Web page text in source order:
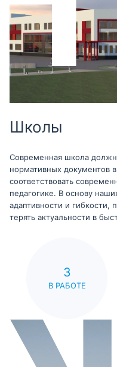
Школы
Современная школа
нормативных документов
соответствовать
педагогике. В основу
адаптивности и
терять актуальности в
3
В РАБОТЕ